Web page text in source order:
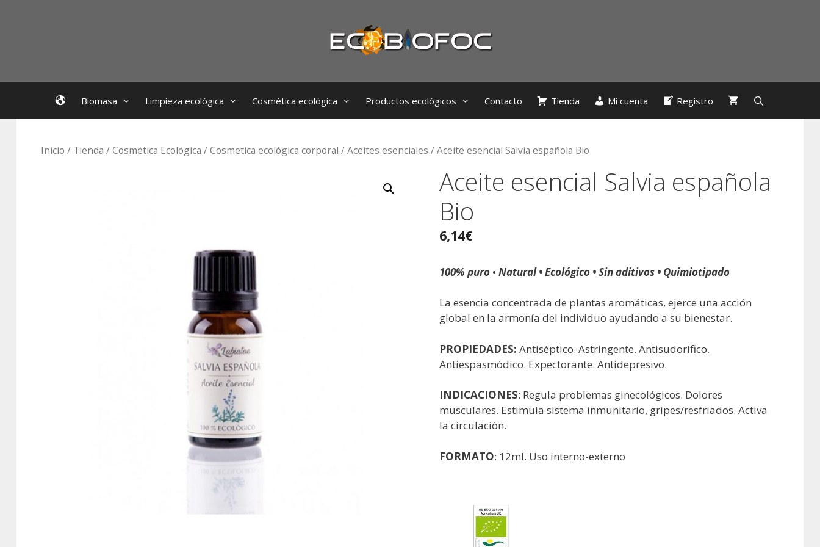
EcoBioFoc
Biomasa Limpieza ecológica Cosmética ecológica Productos ecológicos Contacto Tienda Mi cuenta Registro
Inicio / Tienda /Cosmética Ecológica /Cosmetica ecológica corporal /Aceites esenciales / Aceite esencial Salvia española Bio
Aceite esencial Salvia española
Bio
6,14€
100% puro •Natural • Ecológico • Sin aditivos • Quimiotipado
La esencia concentrada de plantas aromáticas, ejerce una acción
global en la armonía del individuo ayudando a su bienestar.
PROPIEDADES: Antiséptico. Astringente. Antisudorífico.
Antiespasmódico. Expectorante. Antidepresivo.
INDICACIONES: Regula problemas ginecológicos. Dolores
musculares. Estimula sistema inmunitario, gripes/resfriados. Activa
la circulación.
FORMATO: 12ml. Uso interno-externo